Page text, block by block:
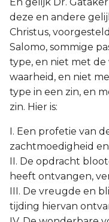
deze en andere
Christus,
Salomo, sommige
type, en niet met
waarheid, en niet
type in een zin, en
zin. Hier is:
I. Een profetie van
zachtmoedigheid
II. De opdracht
heeft ontvangen,
III. De vreugde en
tijding hiervan